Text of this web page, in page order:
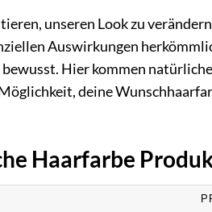
unseren Look zu
Auswirkungen
Hier kommen
deine
Haarfarbe